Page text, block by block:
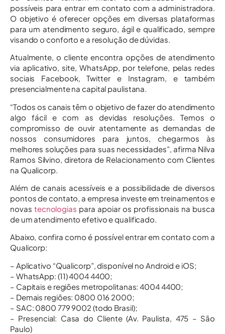
possíveis para entrar em contato com a administradora.
O objetivo é oferecer opções em diversas plataformas
para um atendimento seguro, ágil e qualificado, sempre
visando o conforto e a resolução de dúvidas.
Atualmente, o cliente encontra opções de atendimento
via aplicativo, site, WhatsApp, por telefone, pelas redes
sociais Facebook, Twitter e Instagram, e também
presencialmente na capital paulistana.
“Todos os canais têm o objetivo de fazer do atendimento
algo fácil e com as devidas resoluções. Temos o
compromisso de ouvir atentamente as demandas de
nossos consumidores para juntos, chegarmos às
melhores soluções para suas necessidades”, afirma Nilva
Ramos Silvino, diretora de Relacionamento com Clientes
na Qualicorp.
Além de canais acessíveis e a possibilidade de diversos
pontos de contato, a empresa investe em treinamentos e
novas tecnologias para apoiar os profissionais na busca
de um atendimento efetivo e qualificado.
Abaixo, confira como é possível entrar em contato com a
Qualicorp:
– Aplicativo “Qualicorp”, disponível no Android e iOS;
– WhatsApp: (11) 4004 4400;
– Capitais e regiões metropolitanas: 4004 4400;
– Demais regiões: 0800 016 2000;
– SAC: 0800 779 9002 (todo Brasil);
– Presencial: Casa do Cliente (Av. Paulista, 475 – São
Paulo)